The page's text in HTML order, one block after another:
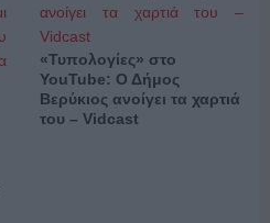
«Τυπολογίες» στο
YouTube: Ο Δήμος
Βερύκιος ανοίγει τα χαρτιά
του – Vidcast